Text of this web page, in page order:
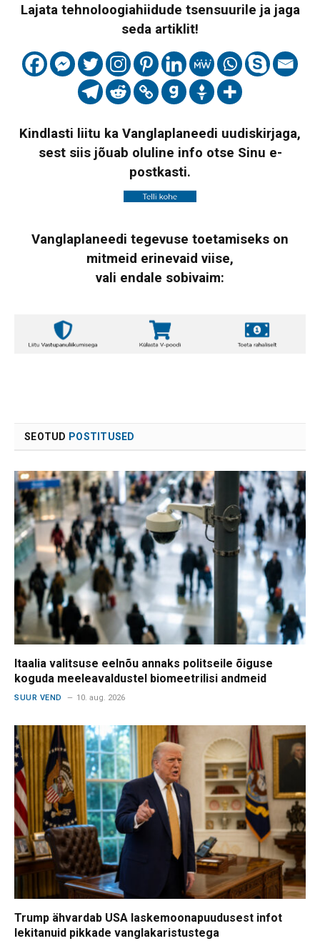
Lajata tehnoloogiahiidude tsensuurile ja jaga
seda artiklit!
Kindlasti liitu ka Vanglaplaneedi uudiskirjaga,
sest siis jõuab oluline info otse Sinu e-
postkasti.
Vanglaplaneedi tegevuse toetamiseks on
mitmeid erinevaid viise,
vali endale sobivaim:
SEOTUD POSTITUSED
Itaalia valitsuse eelnõu annaks politseile õiguse
koguda meeleavaldustel biomeetrilisi andmeid
SUUR VEND 10. aug. 2026
Trump ähvardab USA laskemoonapuudusest infot
lekitanuid pikkade vanglakaristustega